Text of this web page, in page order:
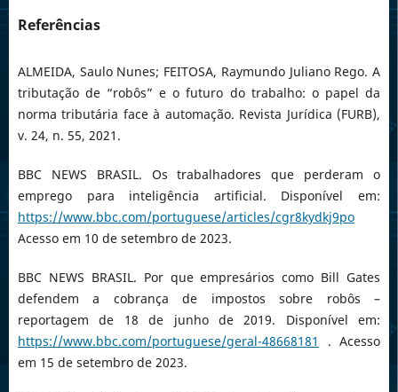
Referências
ALMEIDA, Saulo Nunes; FEITOSA, Raymundo Juliano Rego. A
tributação de “robôs” e o futuro do trabalho: o papel da
norma tributária face à automação. Revista Jurídica (FURB),
v. 24, n. 55, 2021.
BBC NEWS BRASIL. Os trabalhadores que perderam o
emprego para inteligência artificial. Disponível em:
https://www.bbc.com/portuguese/articles/cgr8kydkj9po
Acesso em 10 de setembro de 2023.
BBC NEWS BRASIL. Por que empresários como Bill Gates
defendem a cobrança de impostos sobre robôs –
reportagem de 18 de junho de 2019. Disponível em:
https://www.bbc.com/portuguese/geral-48668181
. Acesso
em 15 de setembro de 2023.